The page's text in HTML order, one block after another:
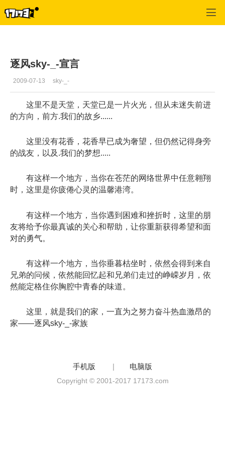
逐风sky-_-宣言
2009-07-13 sky-_-
这里不是天堂，天堂已是一片火光，但从未迷失前进
的方向，前方.我们的故乡......
这里没有花香，花香早已成为奢望，但仍然记得身旁
的战友，以及.我们的梦想.....
有这样一个地方，当你在苍茫的网络世界中任意翱翔
时，这里是你疲倦心灵的温馨港湾。
有这样一个地方，当你遇到困难和挫折时，这里的朋
友将给予你最真诚的关心和帮助，让你重新获得希望和面
对的勇气。
有这样一个地方，当你垂暮枯坐时，依然会得到来自
兄弟的问候，依然能回忆起和兄弟们走过的峥嵘岁月，依
然能定格住你胸腔中青春的味道。
这里，就是我们的家，一直为之努力奋斗热血激昂的
家——逐风sky-_-家族
手机版 | 电脑版
Copyright © 2001-2017 17173.com